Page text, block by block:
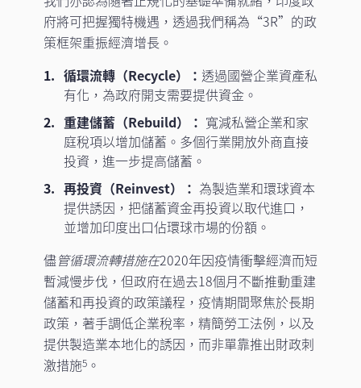
府將可把握獨特機遇，透過我們稱為“3R”的政
策框架重振經濟增長。
循環流轉（Recycle）： 透過國營企業資產私
有化，為政府開支需要提供資金。
重建儲蓄（Rebuild）： 寬減私營企業和家
庭稅項以增加儲蓄。多個行業開放外商直接
投資，進一步提高儲蓄。
再投資（Reinvest）： 為製造業和環球資本
提供誘因，把儲蓄資金再投資以取代進口，
並增加印度出口佔環球市場的份額。
儘管循環流轉措施在2020年因疫情衝擊經濟而短
暫減慢步伐，但政府在過去18個月不斷推動重建
儲蓄和再投資的政策議程，疫情期間聚焦於長期
政策，著手調低企業稅率，精簡勞工法例，以及
提供製造業本地化的誘因，而非單靠推出財政刺
激措施5。